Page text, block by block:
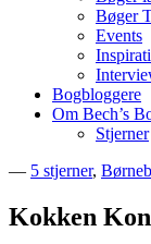
Bøger
Events
Bogbloggere
Om Bech’s
Stjerner
Bech's
— 5 stjerner,
Kokken